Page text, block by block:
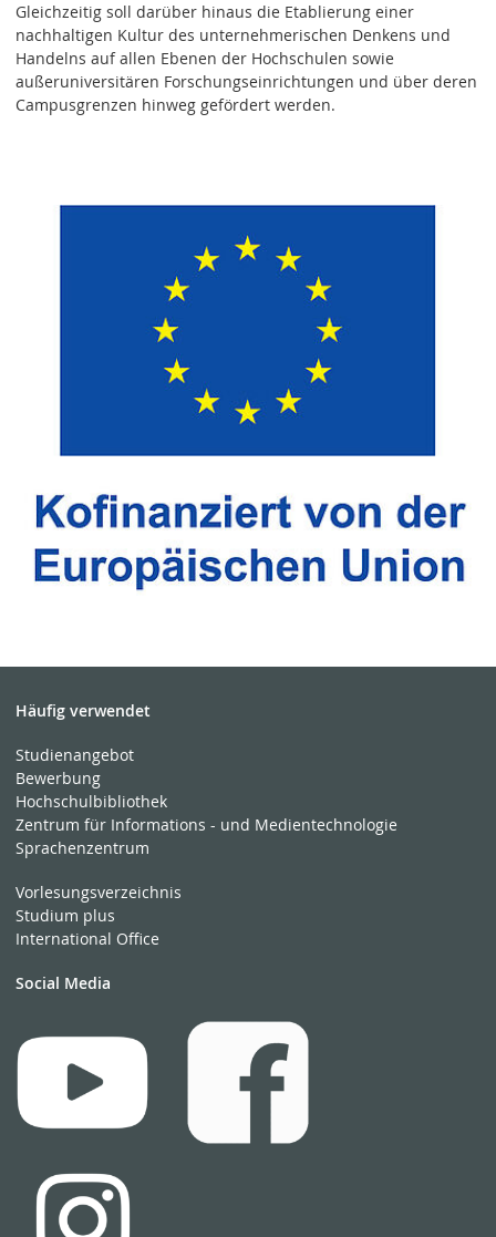
Gleichzeitig soll darüber hinaus die Etablierung einer
nachhaltigen Kultur des unternehmerischen Denkens und
Handelns auf allen Ebenen der Hochschulen sowie
außeruniversitären Forschungseinrichtungen und über deren
Campusgrenzen hinweg gefördert werden.
Häufig verwendet
Studienangebot
Bewerbung
Hochschulbibliothek
Zentrum für Informations - und Medientechnologie
Sprachenzentrum
Vorlesungsverzeichnis
Studium plus
International Office
Social Media